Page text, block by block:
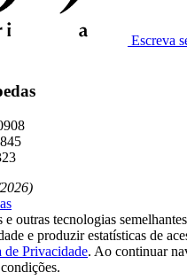
Escreva
outras tecnologias
e produzir estatísticas de
de Privacidade. Ao continuar